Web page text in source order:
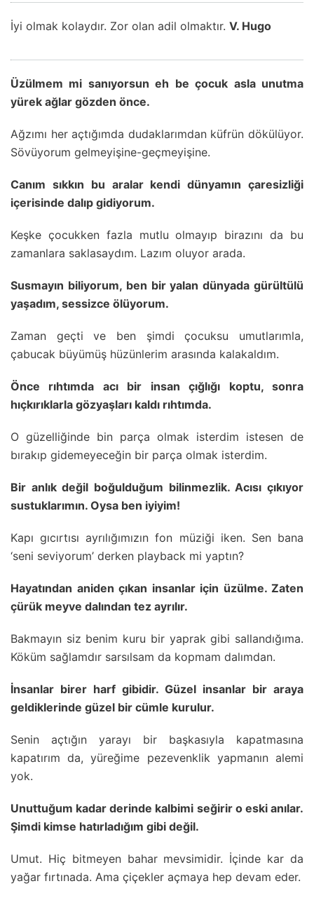
İyi olmak kolaydır. Zor olan adil olmaktır. V. Hugo
Üzülmem mi sanıyorsun eh be çocuk asla unutma
yürek ağlar gözden önce.
Ağzımı her açtığımda dudaklarımdan küfrün dökülüyor.
Sövüyorum gelmeyişine-geçmeyişine.
Canım sıkkın bu aralar kendi dünyamın çaresizliği
içerisinde dalıp gidiyorum.
Keşke çocukken fazla mutlu olmayıp birazını da bu
zamanlara saklasaydım. Lazım oluyor arada.
Susmayın biliyorum, ben bir yalan dünyada gürültülü
yaşadım, sessizce ölüyorum.
Zaman geçti ve ben şimdi çocuksu umutlarımla,
çabucak büyümüş hüzünlerim arasında kalakaldım.
Önce rıhtımda acı bir insan çığlığı koptu, sonra
hıçkırıklarla gözyaşları kaldı rıhtımda.
O güzelliğinde bin parça olmak isterdim istesen de
bırakıp gidemeyeceğin bir parça olmak isterdim.
Bir anlık değil boğulduğum bilinmezlik. Acısı çıkıyor
sustuklarımın. Oysa ben iyiyim!
Kapı gıcırtısı ayrılığımızın fon müziği iken. Sen bana
‘seni seviyorum’ derken playback mi yaptın?
Hayatından aniden çıkan insanlar için üzülme. Zaten
çürük meyve dalından tez ayrılır.
Bakmayın siz benim kuru bir yaprak gibi sallandığıma.
Köküm sağlamdır sarsılsam da kopmam dalımdan.
İnsanlar birer harf gibidir. Güzel insanlar bir araya
geldiklerinde güzel bir cümle kurulur.
Senin açtığın yarayı bir başkasıyla kapatmasına
kapatırım da, yüreğime pezevenklik yapmanın alemi
yok.
Unuttuğum kadar derinde kalbimi seğirir o eski anılar.
Şimdi kimse hatırladığım gibi değil.
Umut. Hiç bitmeyen bahar mevsimidir. İçinde kar da
yağar fırtınada. Ama çiçekler açmaya hep devam eder.